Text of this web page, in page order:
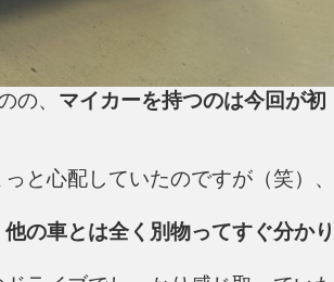
の、 マイカーを持つのは今回が初
と心配していたのですが（笑）、
他の車とは全く別物ってすぐ分かり